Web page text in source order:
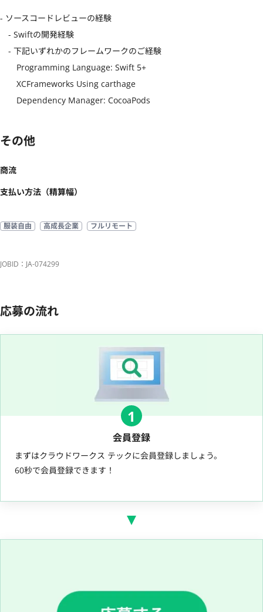
- ソースコードレビューの経験
- Swiftの開発経験
- 下記いずれかのフレームワークのご経験
Programming Language: Swift 5+
XCFrameworks Using carthage
Dependency Manager: CocoaPods
その他
商流
支払い方法（精算幅）
服装自由 高成長企業 フルリモート
JOBID：JA-074299
応募の流れ
1
会員登録
まずはクラウドワークス テックに会員登録しましょう。
60秒で会員登録できます！